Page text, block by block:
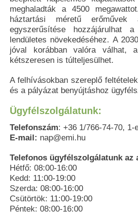
meghaladták a 4500
háztartási méretű
egyszerűsítése hozzájárulhat
lendületes növekedéséhez. A
jóval korábban valóra válhat,
kétszeresen is túlteljesülhet.
A felhívásokban szereplő
és a pályázat benyújtáshoz
Ügyfélszolgálatunk:
Telefonszám: +36 1/766-74-70, 1-
E-mail: nap@emi.hu
Telefonos ügyfélszolgálatunk
Hétfő: 08:00-16:00
Kedd: 11:00-19:00
Szerda: 08:00-16:00
Csütörtök: 11:00-19:00
Péntek: 08:00-16:00